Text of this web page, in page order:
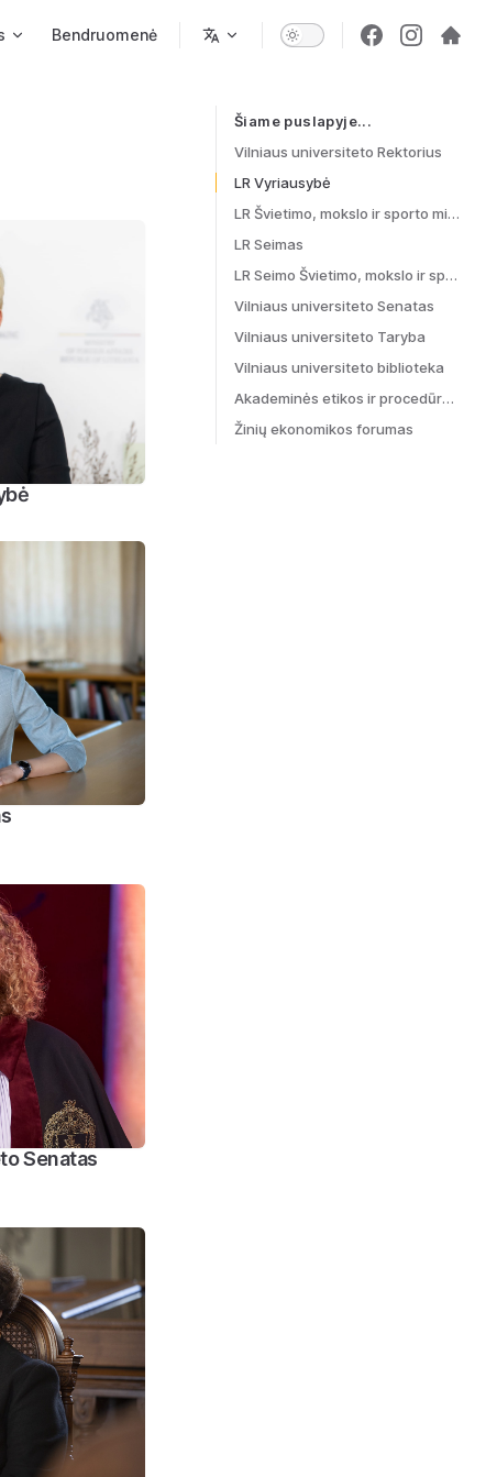
Bendruomenė
Šiame puslapyje...
Table of Contents for current page
Vilniaus universiteto Rektorius
LR Vyriausybė
LR Švietimo, mokslo ir sporto ministerija
LR Seimas
LR Seimo Švietimo, mokslo ir sporto komitetas
Vilniaus universiteto Senatas
Vilniaus universiteto Taryba
Vilniaus universiteto biblioteka
Akademinės etikos ir procedūrų kontrolierė
Žinių ekonomikos forumas
Senatas